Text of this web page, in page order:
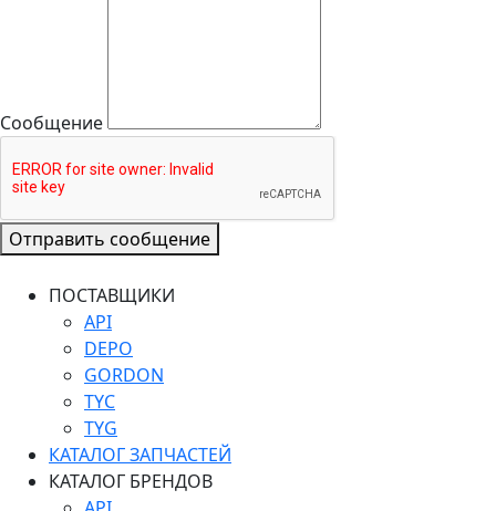
Сообщение
Отправить сообщение
ПОСТАВЩИКИ
API
DEPO
GORDON
TYC
TYG
КАТАЛОГ ЗАПЧАСТЕЙ
КАТАЛОГ БРЕНДОВ